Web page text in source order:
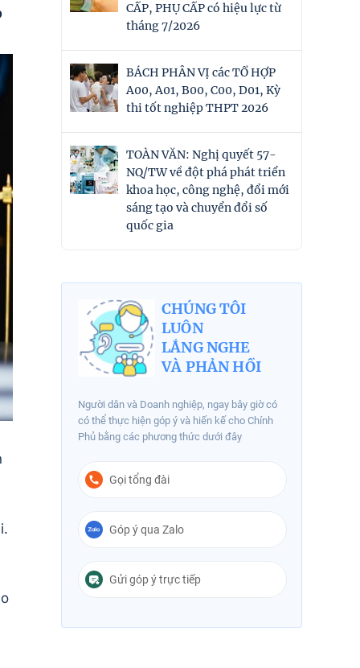
CẤP, PHỤ CẤP có hiệu lực từ
tháng 7/2026
BÁCH PHÂN VỊ các TỔ HỢP
A00, A01, B00, C00, D01, Kỳ
thi tốt nghiệp THPT 2026
TOÀN VĂN: Nghị quyết 57-
NQ/TW về đột phá phát triển
khoa học, công nghệ, đổi mới
sáng tạo và chuyển đổi số
quốc gia
CHÚNG TÔI
LUÔN
LẮNG NGHE
VÀ PHẢN HỒI
Người dân và Doanh nghiệp, ngay bây giờ có
có thể thực hiện góp ý và hiến kế cho Chính
Phủ bằng các phương thức dưới đây
Gọi tổng đài
Góp ý qua Zalo
Gửi góp ý trực tiếp